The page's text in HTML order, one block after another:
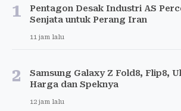
1
Pentagon Desak Industri AS
Senjata untuk Perang Iran
11 jam lalu
2
Samsung Galaxy Z Fold8, Flip8,
Harga dan Speknya
12 jam lalu